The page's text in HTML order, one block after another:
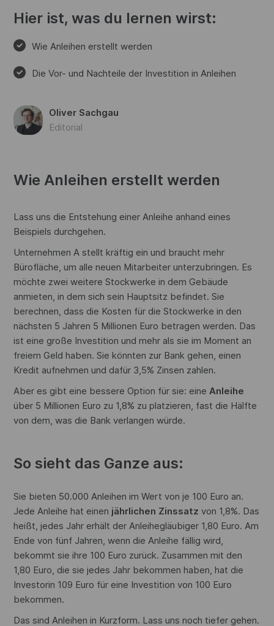
Hier ist, was du lernen wirst:
Wie Anleihen erstellt werden
Die Vor- und Nachteile der Investition in Anleihen
Oliver Sachgau
Editorial
Wie Anleihen erstellt werden
Lass uns die Entstehung einer Anleihe anhand eines
Beispiels durchgehen.
Unternehmen A stellt kräftig ein und braucht mehr
Bürofläche, um alle neuen Mitarbeiter unterzubringen. Es
möchte zwei weitere Stockwerke in dem Gebäude
anmieten, in dem sich sein Hauptsitz befindet. Sie
berechnen, dass die Kosten für die Stockwerke in den
nächsten 5 Jahren 5 Millionen Euro betragen werden. Das
ist eine große Investition und mehr als sie im Moment an
freiem Geld haben. Sie könnten zur Bank gehen, einen
Kredit aufnehmen und dafür 3,5% Zinsen zahlen.
Aber es gibt eine bessere Option für sie: eineAnleihe
über 5 Millionen Euro zu 1,8% zu platzieren, fast die Hälfte
von dem, was die Bank verlangen würde.
So sieht das Ganze aus:
Sie bieten 50.000 Anleihen im Wert von je 100 Euro an.
Jede Anleihe hat einen jährlichen Zinssatz von 1,8%. Das
heißt, jedes Jahr erhält der Anleihegläubiger 1,80 Euro. Am
Ende von fünf Jahren, wenn die Anleihe fällig wird,
bekommt sie ihre 100 Euro zurück. Zusammen mit den
1,80 Euro, die sie jedes Jahr bekommen haben, hat die
Investorin 109 Euro für eine Investition von 100 Euro
bekommen.
Das sind Anleihen in Kurzform. Lass uns noch tiefer gehen.